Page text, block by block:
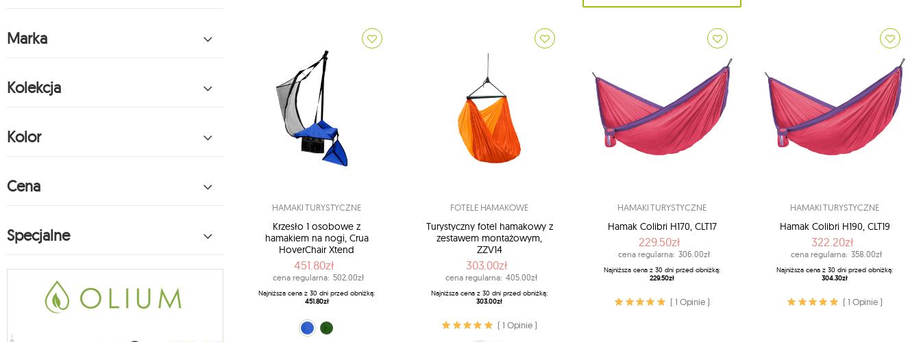
Marka
Kolekcja
Kolor
Cena
Specjalne
HAMAKI TURYSTYCZNE
Krzesło 1 osobowe z
hamakiem na nogi, Crua
HoverChair Xtend
451.80zł
cena regularna: 502.00zł
Najniższa cena z 30 dni przed obniżką:
451.80zł
niebieski (HCX-B01)
zielony (HCX-G01)
FOTELE HAMAKOWE
Turystyczny fotel hamakowy z
zestawem montażowym,
ZZV14
303.00zł
cena regularna: 405.00zł
Najniższa cena z 30 dni przed obniżką:
303.00zł
( 1 Opinie )
HAMAKI TURYSTYCZNE
Hamak Colibri H170, CLT17
229.50zł
cena regularna: 306.00zł
Najniższa cena z 30 dni przed obniżką:
229.50zł
( 1 Opinie )
HAMAKI TURYSTYCZNE
Hamak Colibri H190, CLT19
322.20zł
cena regularna: 358.00zł
Najniższa cena z 30 dni przed obniżką:
304.30zł
( 1 Opinie )